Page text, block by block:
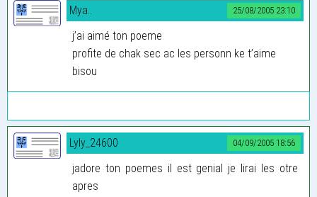
25/08/2005 23:10
Mya..
j’ai aimé ton poeme
profite de chak sec ac les personn ke t’aime
bisou
04/09/2005 18:56
Lyly_24600
jadore ton poemes il est genial je lirai les otre
apres